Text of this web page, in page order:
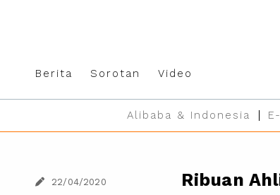
Berita Sorotan Video
Alibaba & Indonesia
22/04/2020
Ribuan